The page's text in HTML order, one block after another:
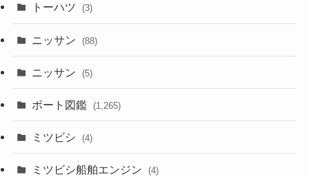
トーハツ (3)
ニッサン (88)
ニッサン (5)
ボート図鑑 (1,265)
ミツビシ (4)
ミツビシ船舶エンジン (4)